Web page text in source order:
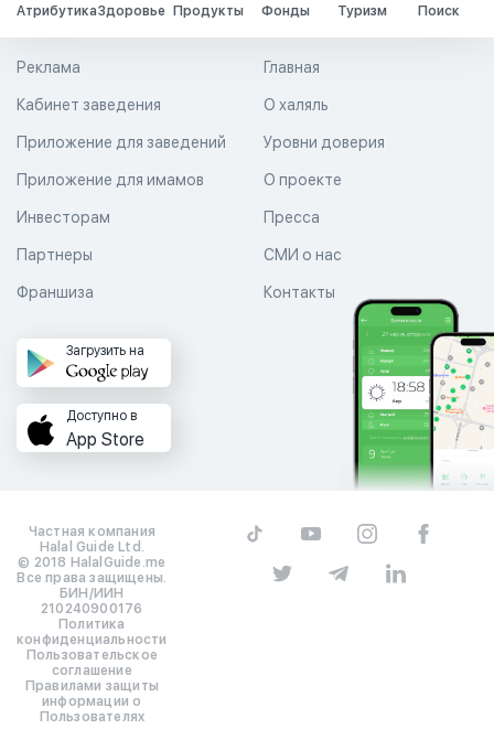
АтрибутикаЗдоровье Продукты Фонды Туризм Поиск
Главная
О халяль
Уровни доверия
Реклама
Кабинет заведения
Приложение для заведений
Приложение для имамов О проекте
Пресса
СМИ о нас
Контакты
Инвесторам
Партнеры
Франшиза
Загрузить на
Доступно в
App Store
Частная компания
Halal Guide Ltd.
© 2018 HalalGuide.me
Все права защищены.
БИН/ИИН
210240900176
Политика
конфиденциальности
Пользовательское
соглашение
Правилами защиты
информации о
Пользователях